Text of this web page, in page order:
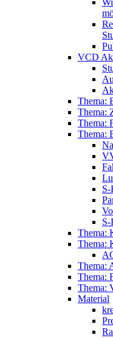
VCD
Thema:
Thema:
Thema:
Thema:
S-
S-
Thema:
Thema:
Thema:
Thema:
Thema:
Material